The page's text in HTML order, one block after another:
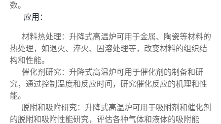
数。
应用：
材料热处理：升降式高温炉可用于金属、陶瓷等材料的
热处理，如退火、淬火、固溶处理等，改变材料的组织结
构和性能。
催化剂研究：升降式高温炉可用于催化剂的制备和研
究，通过控制温度和反应时间，研究催化反应的机理和性
能。
脱附和吸附研究：升降式高温炉可用于吸附剂和催化剂
的脱附和吸附性能研究，评估各种气体和液体的吸附能